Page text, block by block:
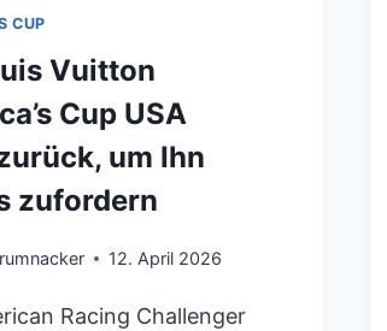
CUP
Vuitton
Cup USA
um Ihn
zufordern
12. April 2026
Racing Challenger